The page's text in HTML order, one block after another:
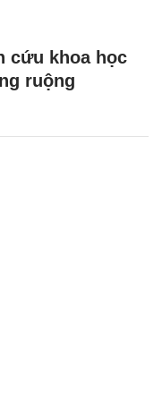
cứu khoa học
ruộng